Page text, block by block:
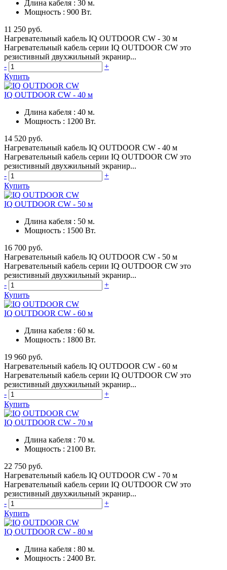
Длина кабеля : 30 м.
Мощность : 900 Вт.
11 250 руб.
Нагревательный кабель IQ OUTDOOR CW - 30 м
Нагревательный кабель серии IQ OUTDOOR CW это
резистивный двухжильный экранир...
-
+
Купить
IQ OUTDOOR CW - 40 м
Длина кабеля : 40 м.
Мощность : 1200 Вт.
14 520 руб.
Нагревательный кабель IQ OUTDOOR CW - 40 м
Нагревательный кабель серии IQ OUTDOOR CW это
резистивный двухжильный экранир...
-
+
Купить
IQ OUTDOOR CW - 50 м
Длина кабеля : 50 м.
Мощность : 1500 Вт.
16 700 руб.
Нагревательный кабель IQ OUTDOOR CW - 50 м
Нагревательный кабель серии IQ OUTDOOR CW это
резистивный двухжильный экранир...
-
+
Купить
IQ OUTDOOR CW - 60 м
Длина кабеля : 60 м.
Мощность : 1800 Вт.
19 960 руб.
Нагревательный кабель IQ OUTDOOR CW - 60 м
Нагревательный кабель серии IQ OUTDOOR CW это
резистивный двухжильный экранир...
-
+
Купить
IQ OUTDOOR CW - 70 м
Длина кабеля : 70 м.
Мощность : 2100 Вт.
22 750 руб.
Нагревательный кабель IQ OUTDOOR CW - 70 м
Нагревательный кабель серии IQ OUTDOOR CW это
резистивный двухжильный экранир...
-
+
Купить
IQ OUTDOOR CW - 80 м
Длина кабеля : 80 м.
Мощность : 2400 Вт.